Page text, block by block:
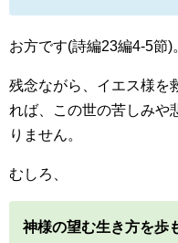
お方です(詩編23編4-5節)
残念ながら、イエス様を
れば、この世の苦しみや
りません。
むしろ、
神様の望む生き方を歩